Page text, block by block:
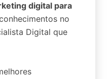
digital para
no
Digital que